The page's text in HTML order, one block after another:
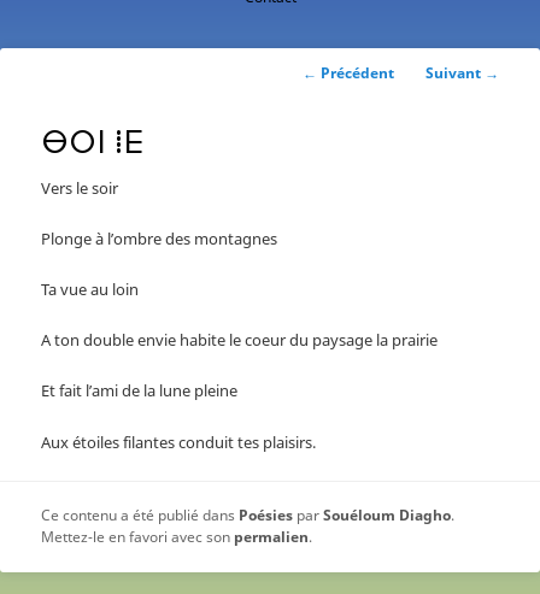
Navigation
← Précédent Suivant →
ⴱⵔⵏ ⵂⴹ
Vers le soir
Plonge à l’ombre des montagnes
Ta vue au loin
A ton double envie habite le coeur du paysage la prairie
Et fait l’ami de la lune pleine
Aux étoiles filantes conduit tes plaisirs.
Ce contenu a été publié dans Poésies parSouéloum Diagho.
Mettez-le en favori avec son permalien.